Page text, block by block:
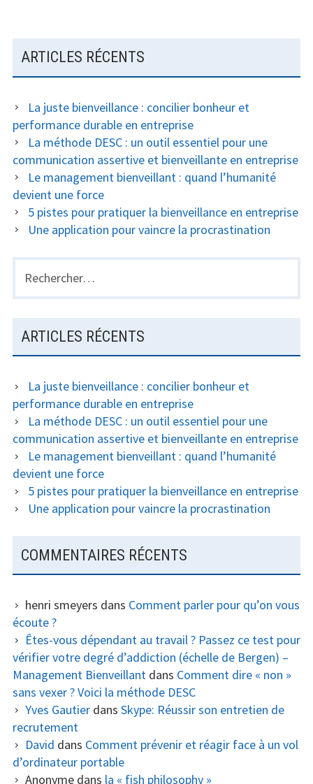
ARTICLES RÉCENTS
La juste bienveillance : concilier bonheur et
performance durable en entreprise
La méthode DESC : un outil essentiel pour une
communication assertive et bienveillante en entreprise
Le management bienveillant : quand l’humanité
devient une force
5 pistes pour pratiquer la bienveillance en entreprise
Une application pour vaincre la procrastination
Rechercher :
ARTICLES RÉCENTS
La juste bienveillance : concilier bonheur et
performance durable en entreprise
La méthode DESC : un outil essentiel pour une
communication assertive et bienveillante en entreprise
Le management bienveillant : quand l’humanité
devient une force
5 pistes pour pratiquer la bienveillance en entreprise
Une application pour vaincre la procrastination
COMMENTAIRES RÉCENTS
henri smeyers dans Comment parler pour qu’on vous
écoute ?
Êtes-vous dépendant au travail ? Passez ce test pour
vérifier votre degré d’addiction (échelle de Bergen) –
Management Bienveillantdans Comment dire « non »
sans vexer ? Voici la méthode DESC
Yves Gautierdans Skype: Réussir son entretien de
recrutement
David dans Comment prévenir et réagir face à un vol
d’ordinateur portable
Anonymedans la « fish philosophy »